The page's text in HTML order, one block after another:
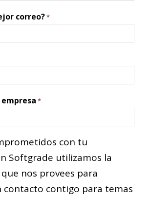
correo?*
*
con tu
Softgrade utilizamos la
nos provees para
contacto contigo para temas